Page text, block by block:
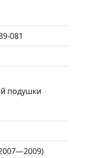
081
подушки